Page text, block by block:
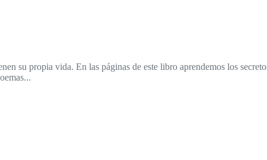
su propia vida. En las páginas de este libro aprendemos los